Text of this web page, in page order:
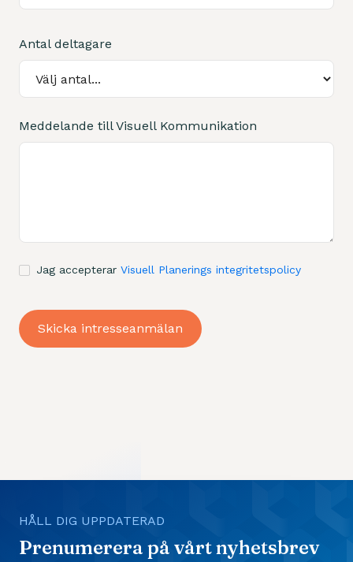
Antal deltagare
Meddelande till Visuell Kommunikation
Jag accepterar Visuell Planerings integritetspolicy
HÅLL DIG UPPDATERAD
Prenumerera på vårt nyhetsbrev